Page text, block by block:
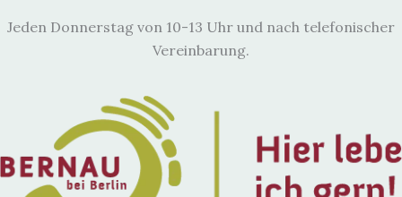
Jeden Donnerstag von 10-13 Uhr und nach telefonischer
Vereinbarung.